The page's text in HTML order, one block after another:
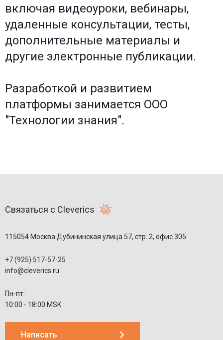
включая видеоуроки, вебинары,
удаленные консультации, тесты,
дополнительные материалы и
другие электронные публикации.
Разработкой и развитием
платформы занимается ООО
"Технологии знания".
Связаться с Cleverics
115054 Москва Дубининская улица 57, стр. 2, офис 305
+7 (925) 517-57-25
info@cleverics.ru
Пн-пт:
10:00 - 18:00 MSK
Написать